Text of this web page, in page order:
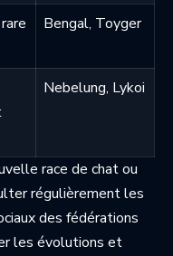
Bengal, Toyger
Nebelung, Lykoi
race de chat ou
régulièrement les
des fédérations
les évolutions et